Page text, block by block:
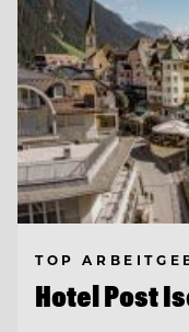
TOP
Hotel Post